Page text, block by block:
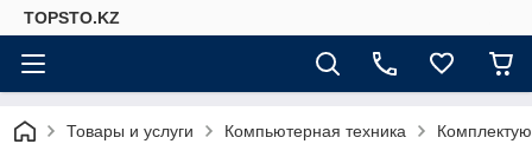
TOPSTO.KZ
Товары и услуги Компьютерная техника